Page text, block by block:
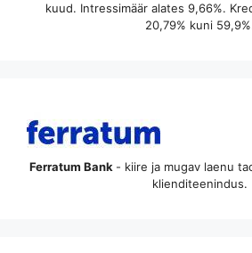
kuud. Intressimäär alates 9,66%.
20,79% kuni
Ferratum Bank - kiire ja mugav laenu
klienditeenindus.